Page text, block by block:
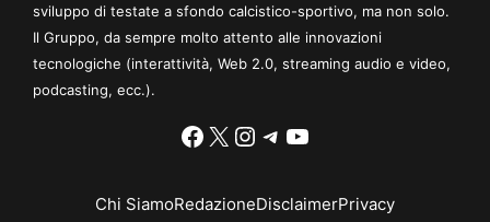
sviluppo di testate a sfondo calcistico-sportivo, ma non solo.
Il Gruppo, da sempre molto attento alle innovazioni
tecnologiche (interattività, Web 2.0, streaming audio e video,
podcasting, ecc.).
Facebook
X Instagram
Telegram
YouTube
Chi SiamoRedazioneDisclaimerPrivacy